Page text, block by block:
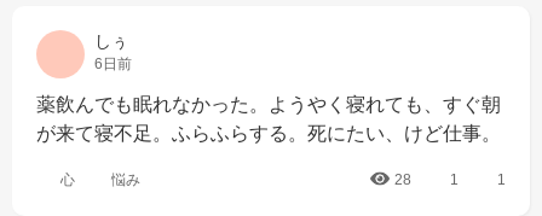
しぅ
6日前
薬飲んでも眠れなかった。ようやく寝れても、すぐ朝
が来て寝不足。ふらふらする。死にたい、けど仕事。
心 悩み 28 1 1